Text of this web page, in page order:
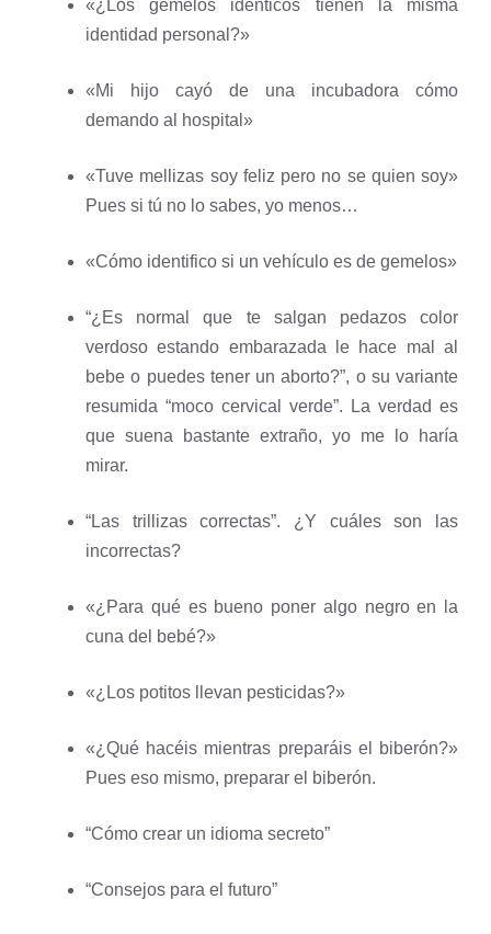
«¿Los gemelos idénticos tienen la misma
identidad personal?»
«Mi hijo cayó de una incubadora cómo
demando al hospital»
«Tuve mellizas soy feliz pero no se quien soy»
Pues si tú no lo sabes, yo menos…
«Cómo identifico si un vehículo es de gemelos»
“¿Es normal que te salgan pedazos color
verdoso estando embarazada le hace mal al
bebe o puedes tener un aborto?”, o su variante
resumida “moco cervical verde”. La verdad es
que suena bastante extraño, yo me lo haría
mirar.
“Las trillizas correctas”. ¿Y cuáles son las
incorrectas?
«¿Para qué es bueno poner algo negro en la
cuna del bebé?»
«¿Los potitos llevan pesticidas?»
«¿Qué hacéis mientras preparáis el biberón?»
Pues eso mismo, preparar el biberón.
“Cómo crear un idioma secreto”
“Consejos para el futuro”